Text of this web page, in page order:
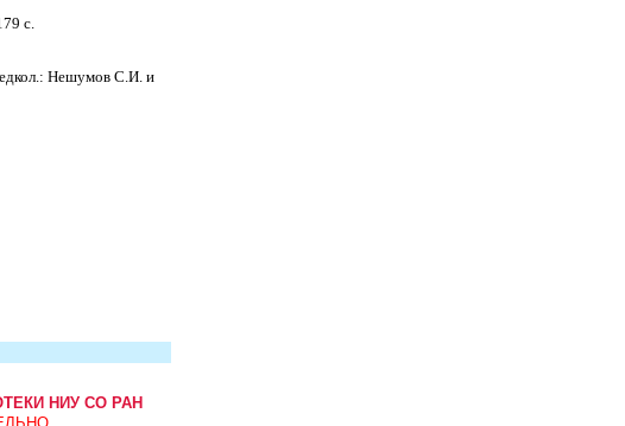
с.
Нешумов С.И. и
НИУ СО РАН